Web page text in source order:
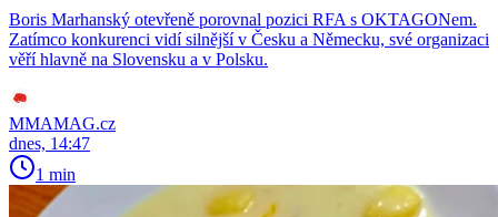
Boris Marhanský otevřeně porovnal pozici RFA s OKTAGONem.
Zatímco konkurenci vidí silnější v Česku a Německu, své organizaci
věří hlavně na Slovensku a v Polsku.
MMAMAG.cz
dnes, 14:47
1 min